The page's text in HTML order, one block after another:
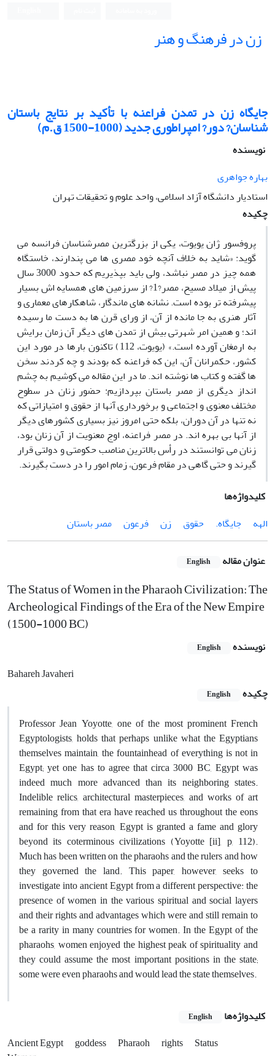
زن در فرهنگ و هنر
جایگاه زن در تمدن فراعنه با تأکید بر نتایج باستان
شناسان? دور? امپراطوری جدید (1000-1500 ق.م)
نویسنده
بهاره جواهری
استادیار دانشگاه آزاد اسلامی، واحد علوم و تحقیقات تهران
چکیده
پروفسور ژان یویوت، یکی از بزرگترین مصرشناسان فرانسه می
گوید: «شاید به خلاف آنچه خود مصری ها می پندارند، خاستگاه
همه چیز در مصر نباشد، ولی باید بپذیریم که حدود 3000 سال
پیش از میلاد مسیح، مصر?1? از سرزمین های همسایه اش بسیار
پیشرفته تر بوده است. نشانه های ماندگار، شاهکارهای معماری و
آثار هنری به جا مانده از آن، از ورای قرن ها به دست ما رسیده
اند؛ و همین امر شهرتی بیش از تمدن های دیگر آن زمان برایش
به ارمغان آورده است.» (یویوت، 112) تاکنون بارها در مورد این
کشور، حکمرانان آن، این که فراعنه که بودند و چه کردند سخن
ها گفته و کتاب ها نوشته اند. ما در این مقاله می کوشیم به چشم
انداز دیگری از مصر باستان بپردازیم: حضور زنان در سطوح
مختلف معنوی و اجتماعی و برخورداری آنها از حقوق و امتیازاتی که
نه تنها در آن دوران، بلکه حتی امروز نیز بسیاری کشورهای دیگر
از آنها بی بهره اند. در مصر فراعنه، اوج معنویت از آن زنان بود،
زنان می توانستند در رأس بالاترین مناصب حکومتی و دولتی قرار
گیرند و حتی گاهی در مقام فرعون، زمام امور را در دست بگیرند.
کلیدواژه‌ها
الهه
جایگاه. حقوق زن فرعون مصر باستان
عنوان مقاله English
The Status of Women in the Pharaoh Civilization: The
Archeological Findings of the Era of the New Empire
(1500-1000 BC)
نویسنده English
Bahareh Javaheri
چکیده
English
Professor Jean Yoyotte, one of the most prominent French
Egyptologists, holds that perhaps unlike what the Egyptians
themselves maintain, the fountainhead of everything is not in
Egypt; yet one has to agree that circa 3000 BC, Egypt was
indeed much more advanced than its neighboring states.
Indelible relics, architectural masterpieces, and works of art
remaining from that era have reached us throughout the eons
and for this very reason, Egypt is granted a fame and glory
beyond its coterminous civilizations (Yoyotte [ii], p, 112).
Much has been written on the pharaohs and the rulers and how
they governed the land. This paper, however, seeks to
investigate into ancient Egypt from a different perspective: the
presence of women in the various spiritual and social layers
and their rights and advantages which were and still remain to
be a rarity in many countries for women. In the Egypt of the
pharaohs, women enjoyed the highest peak of spirituality and
they could assume the most important positions in the state;
some were even pharaohs and would lead the state themselves.
کلیدواژه‌ها English
Ancient Egypt goddess Pharaoh rights
Status